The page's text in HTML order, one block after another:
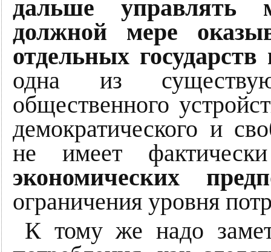
дальше управлять
должной мере
отдельных
одна из
общественного
демократического и
не имеет
экономических
ограничения уровня
К тому же надо